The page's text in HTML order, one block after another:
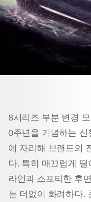
8시리즈 부분 변경
0주년을 기념하는
에 자리해 브랜드의
다. 특히 매끄럽게
라인과 스포티한 후
는 더없이 화려하다.